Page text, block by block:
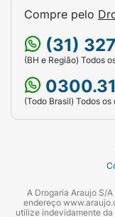
Compre pelo
(31)
(BH e Região) Todos
(Todo Brasil) Todos
A Drogaria Araujo S/
endereço
utilize indevidamente da